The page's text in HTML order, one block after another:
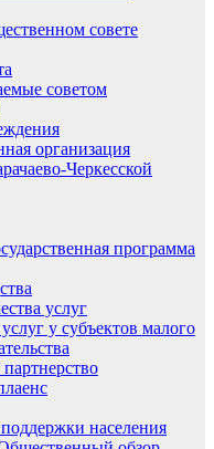
совете
советом
организация
Черкесской
программа
услуг
у субъектов малого
населения